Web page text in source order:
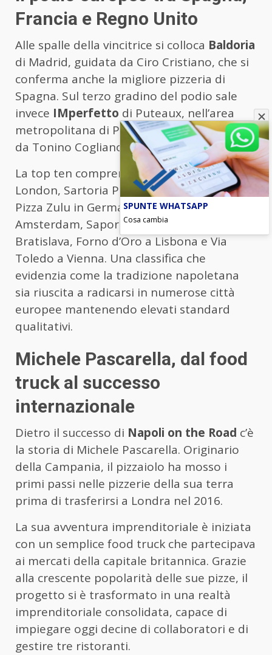
Francia e Regno Unito
Alle spalle della vincitrice si colloca Baldoria
di Madrid, guidata da Ciro Cristiano, che si
conferma anche la migliore pizzeria di
Spagna. Sul terzo gradino del podio sale
invece IMperfetto di Puteaux, nell’area
metropolitana di Parigi, progetto firmato
da Tonino Cogliano e Simone Lombardi.
La top ten comprende inoltre 50 Kalò
London, Sartoria Panatieri di Barcellona,
Pizza Zulu in Germania, nNea ad
Amsterdam, Sapori Italiani U Taliana a
Bratislava, Forno d’Oro a Lisbona e Via
Toledo a Vienna. Una classifica che
evidenzia come la tradizione napoletana
sia riuscita a radicarsi in numerose città
europee mantenendo elevati standard
qualitativi.
Michele Pascarella, dal food
truck al successo
internazionale
Dietro il successo di Napoli on the Road c’è
la storia di Michele Pascarella. Originario
della Campania, il pizzaiolo ha mosso i
primi passi nelle pizzerie della sua terra
prima di trasferirsi a Londra nel 2016.
La sua avventura imprenditoriale è iniziata
con un semplice food truck che partecipava
ai mercati della capitale britannica. Grazie
alla crescente popolarità delle sue pizze, il
progetto si è trasformato in una realtà
imprenditoriale consolidata, capace di
impiegare oggi decine di collaboratori e di
gestire tre ristoranti.
SPUNTE WHATSAPP
Cosa cambia